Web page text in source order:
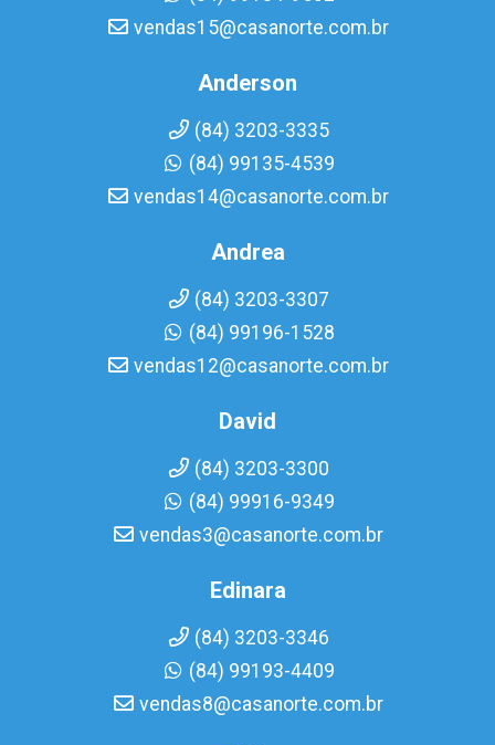
vendas15@casanorte.com.br
Anderson
(84) 3203-3335
(84) 99135-4539
vendas14@casanorte.com.br
Andrea
(84) 3203-3307
(84) 99196-1528
vendas12@casanorte.com.br
David
(84) 3203-3300
(84) 99916-9349
vendas3@casanorte.com.br
Edinara
(84) 3203-3346
(84) 99193-4409
vendas8@casanorte.com.br